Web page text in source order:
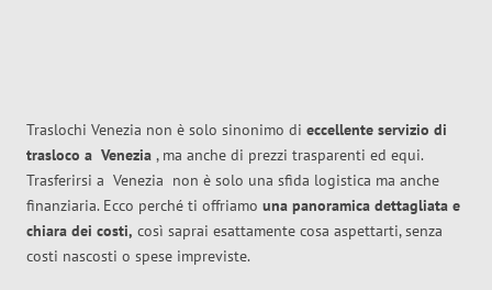
Traslochi Venezia non è solo sinonimo di eccellente servizio di
trasloco a Venezia , ma anche di prezzi trasparenti ed equi.
Trasferirsi a Venezia non è solo una sfida logistica ma anche
finanziaria. Ecco perché ti offriamo una panoramica dettagliata e
chiara dei costi, così saprai esattamente cosa aspettarti, senza
costi nascosti o spese impreviste.